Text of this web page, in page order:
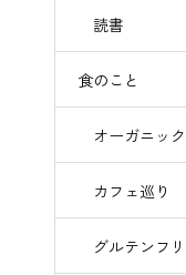
読書
食のこと
オーガニック
カフェ巡り
グルテンフ